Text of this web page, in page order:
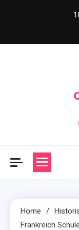
Home
Frankreich